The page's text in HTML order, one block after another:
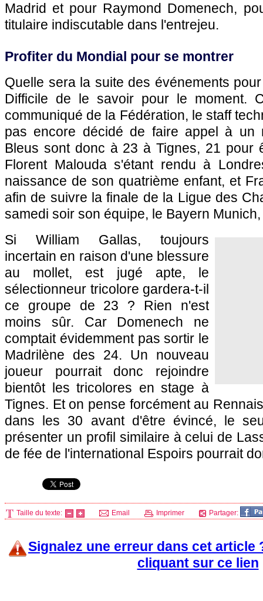
Madrid et pour Raymond Domenech,
titulaire indiscutable dans l'entrejeu.
Profiter du Mondial pour se montrer
Quelle sera la suite des événements
Difficile de le savoir pour le moment.
communiqué de la Fédération, le staff
pas encore décidé de faire appel à un
Bleus sont donc à 23 à Tignes, 21 pour
Florent Malouda s'étant rendu à
naissance de son quatrième enfant, et
afin de suivre la finale de la Ligue des
samedi soir son équipe, le Bayern
Si William Gallas, toujours
incertain en raison d'une blessure
au mollet, est jugé apte, le
sélectionneur tricolore gardera-t-il
ce groupe de 23 ? Rien n'est
moins sûr. Car Domenech ne
comptait évidemment pas sortir le
Madrilène des 24. Un nouveau
joueur pourrait donc rejoindre
bientôt les tricolores en stage à
Tignes. Et on pense forcément au
dans les 30 avant d'être évincé, le
présenter un profil similaire à celui de
de fée de l'international Espoirs pourrait
Taille du texte: Email Imprimer Partager:
Signalez une erreur dans cet article
cliquant sur ce lien